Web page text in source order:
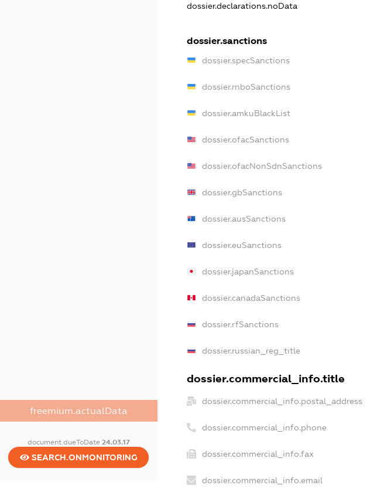
freemium.actualData
document.dueToDate 24.03.17
SEARCH.ONMONITORING
dossier.declarations.noData
dossier.sanctions
dossier.specSanctions
dossier.rnboSanctions
dossier.amkuBlackList
dossier.ofacSanctions
dossier.ofacNonSdnSanctions
dossier.gbSanctions
dossier.ausSanctions
dossier.euSanctions
dossier.japanSanctions
dossier.canadaSanctions
dossier.rfSanctions
dossier.russian_reg_title
dossier.commercial_info.title
dossier.commercial_info.postal_address
dossier.commercial_info.phone
dossier.commercial_info.fax
dossier.commercial_info.email